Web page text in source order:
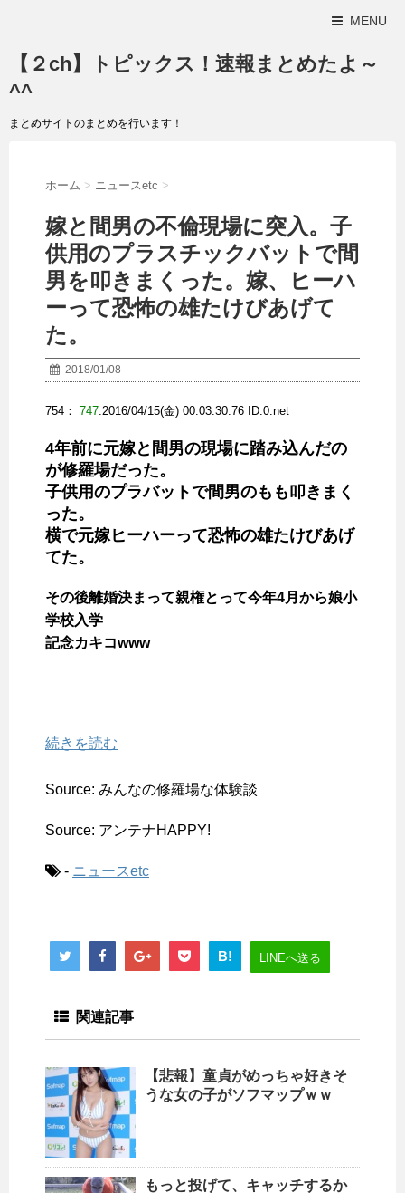
MENU
【２ch】トピックス！速報まとめたよ～
^^
まとめサイトのまとめを行います！
ホーム > ニュースetc >
嫁と間男の不倫現場に突入。子
供用のプラスチックバットで間
男を叩きまくった。嫁、ヒーハ
ーって恐怖の雄たけびあげて
た。
2018/01/08
754： 747:2016/04/15(金) 00:03:30.76 ID:0.net
4年前に元嫁と間男の現場に踏み込んだの
が修羅場だった。
子供用のプラバットで間男のもも叩きまく
った。
横で元嫁ヒーハーって恐怖の雄たけびあげ
てた。
その後離婚決まって親権とって今年4月から娘小
学校入学
記念カキコwww
続きを読む
Source: みんなの修羅場な体験談
Source: アンテナHAPPY!
- ニュースetc
B! LINEへ送る
関連記事
【悲報】童貞がめっちゃ好きそ
うな女の子がソフマップｗｗ
もっと投げて、キャッチするか